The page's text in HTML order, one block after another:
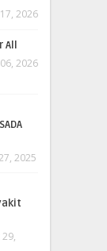
2026
2026
2025
29,